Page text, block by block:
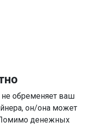
обременяет ваш
он/она может
денежных